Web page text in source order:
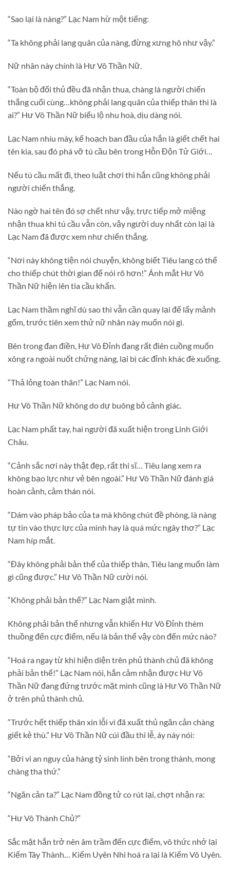
“Sao lại là nàng?” Lạc Nam hừ một tiếng:
“Ta không phải lang quân của nàng, đừng xưng hô như vậy.”
Nữ nhân này chính là Hư Vô Thần Nữ.
“Toàn bộ đối thủ đều đã nhận thua, chàng là người chiến
thắng cuối cùng…không phải lang quân của thiếp thân thì là
ai?” Hư Vô Thần Nữ biểu lộ nhu hoà, dịu dàng nói.
Lạc Nam nhíu mày, kế hoạch ban đầu của hắn là giết chết hai
tên kia, sau đó phá vỡ tú cầu bên trong Hỗn Độn Tử Giới…
Nếu tú cầu mất đi, theo luật chơi thì hắn cũng không phải
người chiến thắng.
Nào ngờ hai tên đó sợ chết như vậy, trực tiếp mở miệng
nhận thua khi tú cầu vẫn còn, vậy người duy nhất còn lại là
Lạc Nam đã được xem như chiến thắng.
“Nơi này không tiện nói chuyện, không biết Tiêu lang có thể
cho thiếp chút thời gian để nói rõ hơn!” Ánh mắt Hư Vô
Thần Nữ hiện lên tia cầu khẩn.
Lạc Nam thầm nghĩ dù sao thì vẫn cần quay lại để lấy mảnh
gốm, trước tiên xem thử nữ nhân này muốn nói gì.
Bên trong đan điền, Hư Vô Đỉnh đang rất điên cuồng muốn
xông ra ngoài nuốt chửng nàng, lại bị các đỉnh khác đè xuống.
“Thả lỏng toàn thân!” Lạc Nam nói.
Hư Vô Thần Nữ không do dự buông bỏ cảnh giác.
Lạc Nam phất tay, hai người đã xuất hiện trong Linh Giới
Châu.
“Cảnh sắc nơi này thật đẹp, rất thi sĩ… Tiêu lang xem ra
không bạo lực như vẻ bên ngoài.” Hư Vô Thần Nữ đánh giá
hoàn cảnh, cảm thán nói.
“Dám vào pháp bảo của ta mà không chút đề phòng, là nàng
tự tin vào thực lực của mình hay là quá mức ngây thơ?” Lạc
Nam híp mắt.
“Đây không phải bản thể của thiếp thân, Tiêu lang muốn làm
gì cũng được.” Hư Vô Thần Nữ cười nói.
“Không phải bản thể?” Lạc Nam giật mình.
Không phải bản thể nhưng vẫn khiến Hư Vô Đỉnh thèm
thuồng đến cực điểm, nếu là bản thể vậy còn đến mức nào?
“Hoá ra ngay từ khi hiện diện trên phủ thành chủ đã không
phải bản thể!” Lạc Nam nói, hắn cảm nhận được Hư Vô
Thần Nữ đang đứng trước mặt mình cũng là Hư Vô Thần Nữ
ở trên phủ thành chủ.
“Trước hết thiếp thân xin lỗi vì đã xuất thủ ngăn cản chàng
giết kẻ thù.” Hư Vô Thần Nữ cúi đầu thi lễ, áy náy nói:
“Bởi vì an nguy của hàng tỷ sinh linh bên trong thành, mong
chàng tha thứ.”
“Ngăn cản ta?” Lạc Nam đồng tử co rút lại, chợt nhận ra:
“Hư Vô Thành Chủ?”
Sắc mặt hắn trở nên âm trầm đến cực điểm, vô thức nhớ lại
Kiếm Tây Thành… Kiếm Uyên Nhi hoá ra lại là Kiếm Vô Uyên.